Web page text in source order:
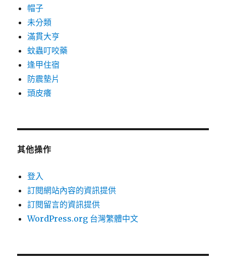
帽子
未分類
滿貫大亨
蚊蟲叮咬藥
逢甲住宿
防震墊片
頭皮癢
其他操作
登入
訂閱網站內容的資訊提供
訂閱留言的資訊提供
WordPress.org 台灣繁體中文